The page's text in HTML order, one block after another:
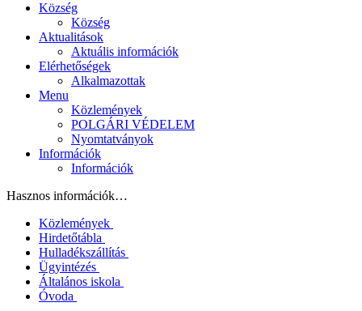
Község
Község
Aktualitások
Aktuális információk
Elérhetőségek
Alkalmazottak
Menu
Közlemények
POLGÁRI VÉDELEM
Nyomtatványok
Információk
Információk
Hasznos információk…
Közlemények
Hirdetőtábla
Hulladékszállítás
Ügyintézés
Általános iskola
Óvoda